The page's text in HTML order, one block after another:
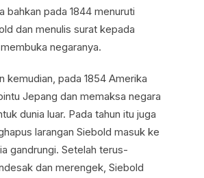
bahkan pada 1844 menuruti
dan menulis surat kepada
negaranya.
kemudian, pada 1854 Amerika
Jepang dan memaksa negara
dunia luar. Pada tahun itu juga
larangan Siebold masuk ke
gandrungi. Setelah terus-
dan merengek, Siebold